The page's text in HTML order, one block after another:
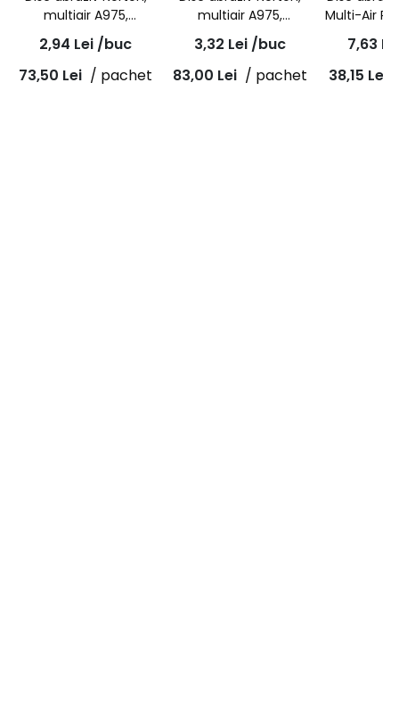
multiair A975,
granulatie P240,
prindere velcro,
diametru 150mm
2,94 Lei /buc
73,50 Lei / pachet
multiair A975,
granulatie P220,
prindere velcro,
diametru 150mm
3,32 Lei /buc
83,00 Lei / pachet
Multi-Air
7,63
38,15 Lei